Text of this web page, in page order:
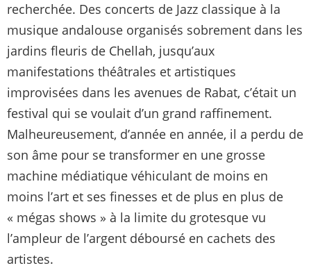
recherchée. Des concerts de Jazz classique à la
musique andalouse organisés sobrement dans les
jardins fleuris de Chellah, jusqu’aux
manifestations théâtrales et artistiques
improvisées dans les avenues de Rabat, c’était un
festival qui se voulait d’un grand raffinement.
Malheureusement, d’année en année, il a perdu de
son âme pour se transformer en une grosse
machine médiatique véhiculant de moins en
moins l’art et ses finesses et de plus en plus de
« mégas shows » à la limite du grotesque vu
l’ampleur de l’argent déboursé en cachets des
artistes.